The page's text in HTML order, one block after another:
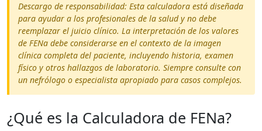
Descargo de responsabilidad: Esta calculadora está diseñada
para ayudar a los profesionales de la salud y no debe
reemplazar el juicio clínico. La interpretación de los valores
de FENa debe considerarse en el contexto de la imagen
clínica completa del paciente, incluyendo historia, examen
físico y otros hallazgos de laboratorio. Siempre consulte con
un nefrólogo o especialista apropiado para casos complejos.
¿Qué es la Calculadora de FENa?